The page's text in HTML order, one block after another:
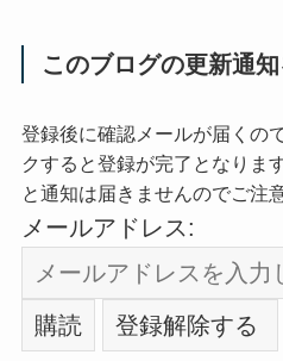
このブログの更新通
登録後に確認メールが届くの
クすると登録が完了となりま
と通知は届きませんのでご注
メールアドレス: